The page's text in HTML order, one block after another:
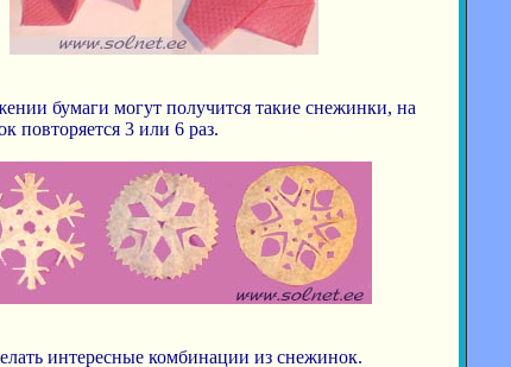
бумаги могут получится такие снежинки, на
повторяется 3 или 6 раз.
интересные комбинации из снежинок.